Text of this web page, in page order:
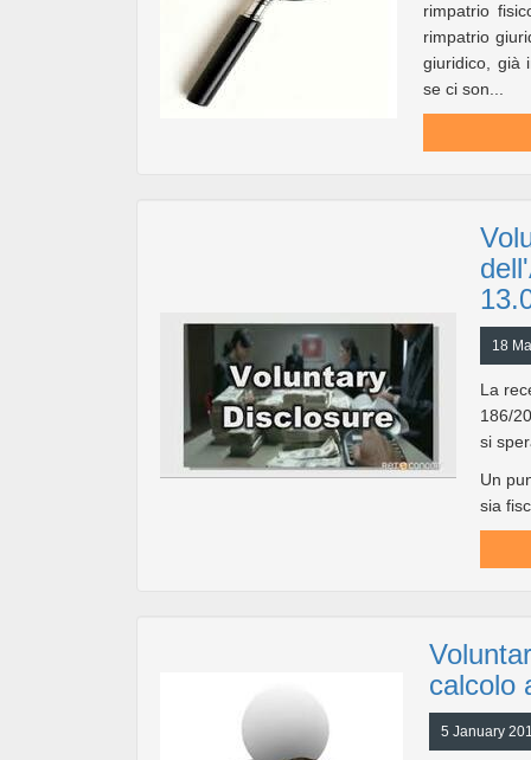
rimpatrio
rimpatrio
giuridico, già
se ci son...
18
La
186/
si
Un
sia
calcolo
5 January